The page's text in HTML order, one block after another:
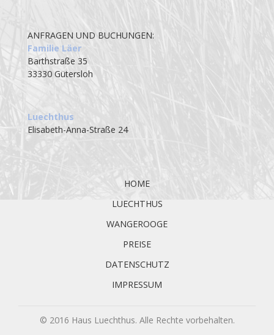
ANFRAGEN UND BUCHUNGEN:
Familie Läer
Barthstraße 35
33330 Gütersloh
Luechthus
Elisabeth-Anna-Straße 24
überspringen
HOME
LUECHTHUS
WANGEROOGE
PREISE
DATENSCHUTZ
IMPRESSUM
© 2016 Haus Luechthus. Alle Rechte vorbehalten.